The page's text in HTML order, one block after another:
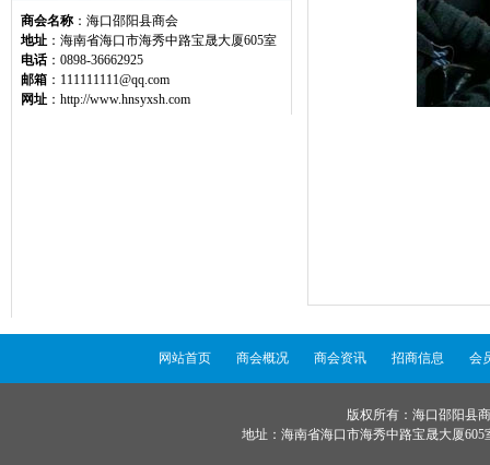
商会名称 ：海口邵阳县商会
地址 ：海南省海口市海秀中路宝晟大厦605室
电话：0898-36662925
邮箱 ：111111111@qq.com
网址 ：http://www.hnsyxsh.com
网站首页 商会概况 商会资讯 招商信息 会
版权所有：海口邵阳
地址：海南省海口市海秀中路宝晟大厦